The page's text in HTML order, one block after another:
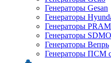
Генераторы Gesan
Генераторы
Генераторы
Генераторы SDMO
Генераторы Вепрь
Генераторы ПСМ